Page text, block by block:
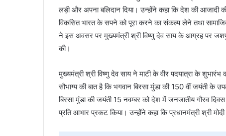
लड़ी और अपना बलिदान दिया। उन्होंने कहा कि देश की
विकसित भारत के सपने को पूरा करने का संकल्प लेने तथा
ने इस अवसर पर मुख्यमंत्री श्री विष्णु देव साय के आग्रह पर जशपुर
की।
मुख्यमंत्री श्री विष्णु देव साय ने माटी के वीर पदयात्रा के
सौभाग्य की बात है कि भगवान बिरसा मुंडा की 150 वीं जयंती के
बिरसा मुंडा की जयंती 15 नवम्बर को देश में जनजातीय गौरव
प्रति आभार प्रकट किया। उन्होंने कहा कि प्रधानमंत्री श्री